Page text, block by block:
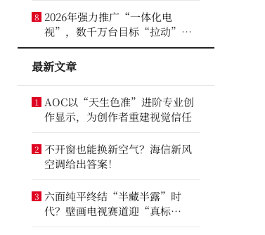
8 2026年强力推广“一体化电
视”，数千万台目标“拉动”彩
电业？
最新文章
1
AOC以“天生色准”进阶专业创
作显示，为创作者重建视觉信任
2 不开窗也能换新空气？海信新风
空调给出答案！
3 六面纯平终结“半藏半露”时
代？壁画电视赛道迎“真标
准”之争